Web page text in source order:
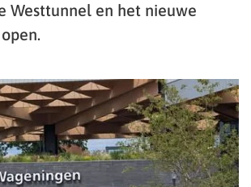
Westtunnel en het nieuwe